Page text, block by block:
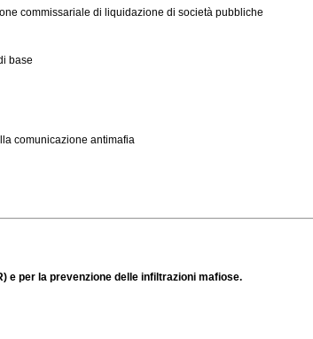
commissariale di liquidazione di società pubbliche
base
comunicazione antimafia
e per la prevenzione delle infiltrazioni mafiose.